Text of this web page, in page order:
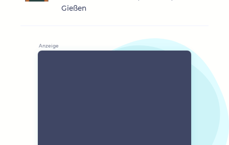
Gießen